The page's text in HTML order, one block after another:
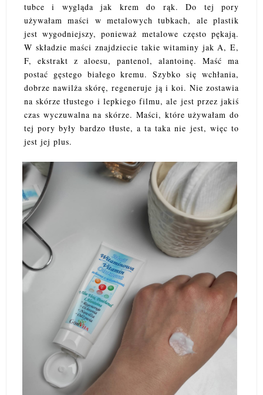
tubce i wygląda jak krem do rąk. Do tej pory
używałam maści w metalowych tubkach, ale plastik
jest wygodniejszy, ponieważ metalowe często pękają.
W składzie maści znajdziecie takie witaminy jak A, E,
F, ekstrakt z aloesu, pantenol, alantoinę. Maść ma
postać gęstego białego kremu. Szybko się wchłania,
dobrze nawilża skórę, regeneruje ją i koi. Nie zostawia
na skórze tłustego i lepkiego filmu, ale jest przez jakiś
czas wyczuwalna na skórze. Maści, które używałam do
tej pory były bardzo tłuste, a ta taka nie jest, więc to
jest jej plus.